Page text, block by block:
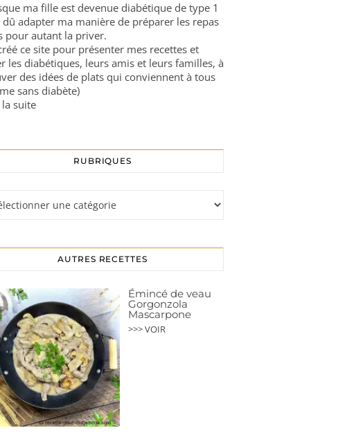
ma fille est devenue diabétique de type 1
dû adapter ma manière de préparer les repas
pour autant la priver.
ce site pour présenter mes recettes et
les diabétiques, leurs amis et leurs familles, à
des idées de plats qui conviennent à tous
sans diabète)
suite
RUBRIQUES
AUTRES RECETTES
Émincé de veau
Gorgonzola
Mascarpone
>>> VOIR